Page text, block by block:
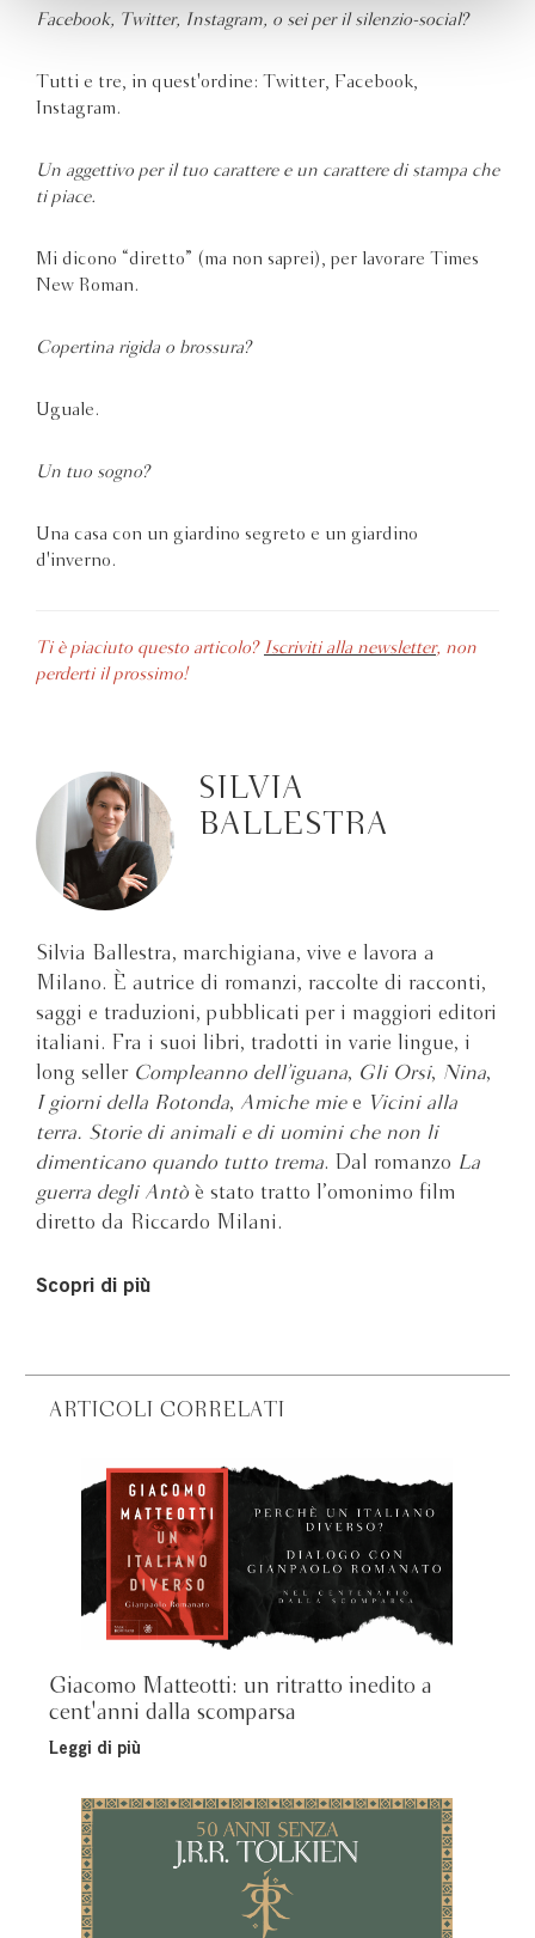
Facebook, Twitter, Instagram, o sei per il silenzio-social?
Tutti e tre, in quest'ordine: Twitter, Facebook,
Instagram.
Un aggettivo per il tuo carattere e un carattere di stampa che
ti piace.
Mi dicono “diretto” (ma non saprei), per lavorare Times
New Roman.
Copertina rigida o brossura?
Uguale.
Un tuo sogno?
Una casa con un giardino segreto e un giardino
d'inverno.
Ti è piaciuto questo articolo? Iscriviti alla newsletter, non
perderti il prossimo!
SILVIA
BALLESTRA
Silvia Ballestra, marchigiana, vive e lavora a
Milano. È autrice di romanzi, raccolte di racconti,
saggi e traduzioni, pubblicati per i maggiori editori
italiani. Fra i suoi libri, tradotti in varie lingue, i
long seller Compleanno dell’iguana, Gli Orsi, Nina,
I giorni della Rotonda, Amiche miee Vicini alla
terra. Storie di animali e di uomini che non li
dimenticano quando tutto trema. Dal romanzo La
guerra degli Antò è stato tratto l’omonimo film
diretto da Riccardo Milani.
Scopri di più
ARTICOLI CORRELATI
Giacomo Matteotti: un ritratto inedito a
cent'anni dalla scomparsa
Leggi di più